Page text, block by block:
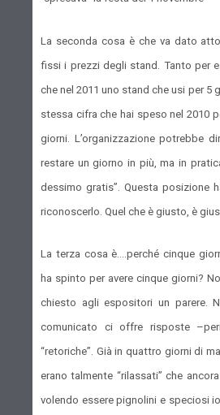
La seconda cosa è che va dato
fissi i prezzi degli stand. Tanto per
che nel 2011 uno stand che usi per
stessa cifra che hai speso nel 2010
giorni. L’organizzazione potrebbe
restare un giorno in più, ma in
dessimo gratis”. Questa posizione
riconoscerlo. Quel che è giusto, è
La terza cosa è….perché cinque
ha spinto per avere cinque giorni?
chiesto agli espositori un parere.
comunicato ci offre risposte
“retoriche”. Già in quattro giorni di
erano talmente “rilassati” che
volendo essere pignolini e speciosi